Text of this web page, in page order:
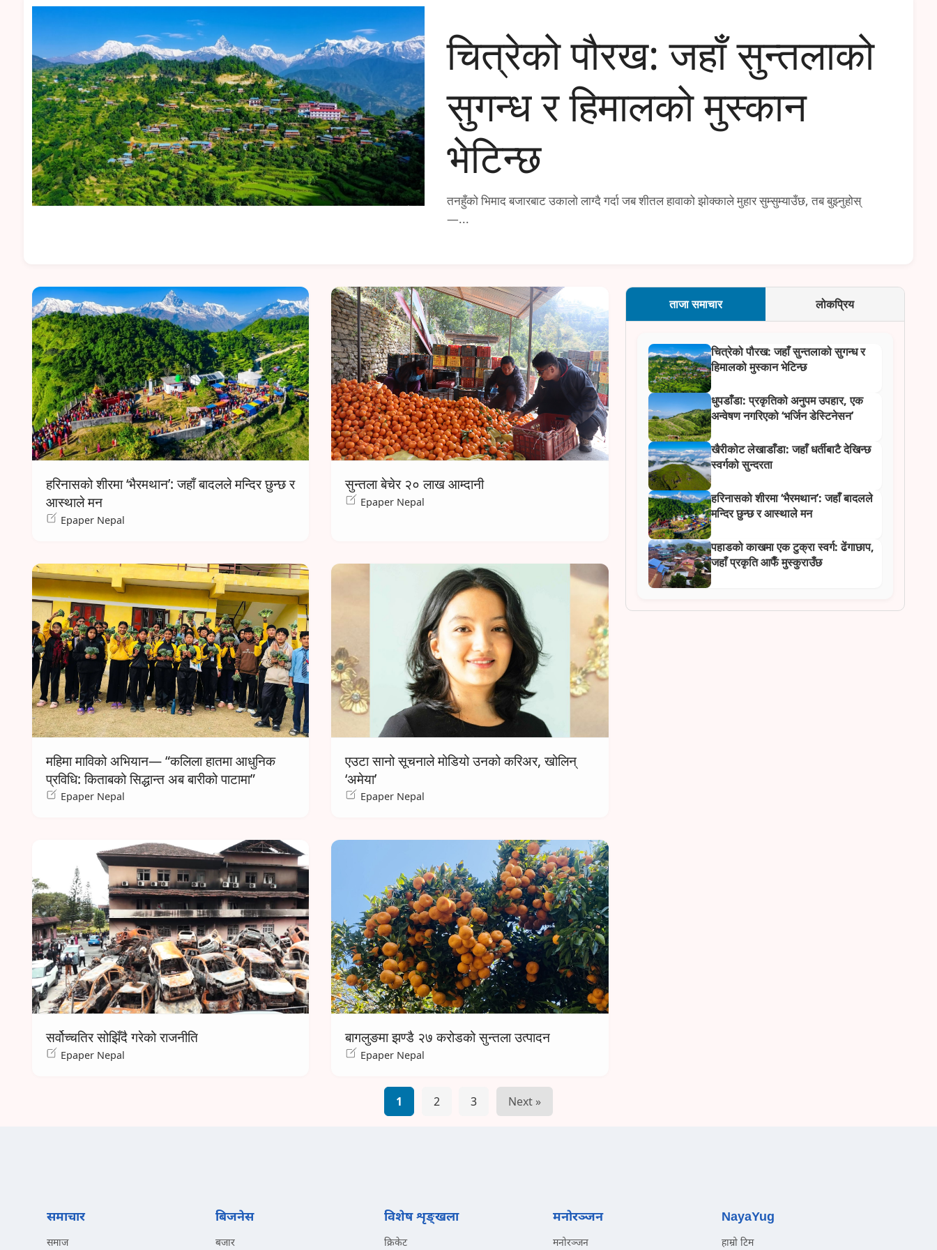
चित्रेको पौरख: जहाँ सुन्तलाको
सुगन्ध र हिमालको मुस्कान
भेटिन्छ
तनहुँको भिमाद बजारबाट उकालो लाग्दै गर्दा जब शीतल हावाको झोक्काले मुहार सुम्सुम्याउँछ, तब बुझ्नुहोस्
—...
हरिनासको शीरमा ‘भैरमथान’: जहाँ बादलले मन्दिर छुन्छ र
आस्थाले मन
Epaper Nepal
सुन्तला बेचेर २० लाख आम्दानी
Epaper Nepal
महिमा माविको अभियान— “कलिला हातमा आधुनिक
प्रविधि: किताबको सिद्धान्त अब बारीको पाटामा”
Epaper Nepal
एउटा सानो सूचनाले मोडियो उनको करिअर, खोलिन्
‘अमेया’
Epaper Nepal
सर्वोच्चतिर सोझिँदै गरेको राजनीति
Epaper Nepal
बागलुङमा झण्डै २७ करोडको सुन्तला उत्पादन
Epaper Nepal
ताजा समाचार लोकप्रिय
चित्रेको पौरख: जहाँ सुन्तलाको सुगन्ध र
हिमालको मुस्कान भेटिन्छ
धुपडाँडा: प्रकृतिको अनुपम उपहार, एक
अन्वेषण नगरिएको ‘भर्जिन डेस्टिनेसन’
खैरीकोट लेखाडाँडा: जहाँ धर्तीबाटै देखिन्छ
स्वर्गको सुन्दरता
हरिनासको शीरमा ‘भैरमथान’: जहाँ बादलले
मन्दिर छुन्छ र आस्थाले मन
पहाडको काखमा एक टुक्रा स्वर्ग: ढेंगाछाप,
जहाँ प्रकृति आफैँ मुस्कुराउँछ
1 2 3 Next »
समाचार
समाज
बिजनेस
बजार
विशेष शृङ्खला
क्रिकेट
मनोरञ्जन
मनोरञ्जन
NayaYug
हाम्रो टिम